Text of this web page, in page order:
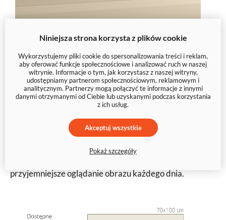
Dobór odpowiedniego rozmiaru kolażu ma
znaczenie. Pamiętaj, że format 30x20 cm jest
ciekawą opcją, jednakże wybór większego rozmiaru
obrazu pozwoli nam na bardziej szczegółowe
zachowanie każdej fotografii w odpowiednim
rozmiarze. Dobrym wyborem będzie wybór
przyjemniejsze oglądanie obrazu każdego dnia.
Niniejsza strona korzysta z plików cookie
Wykorzystujemy pliki cookie do spersonalizowania treści i reklam,
aby oferować funkcje społecznościowe i analizować ruch w naszej
witrynie. Informacje o tym, jak korzystasz z naszej witryny,
udostępniamy partnerom społecznościowym, reklamowym i
analitycznym. Partnerzy mogą połączyć te informacje z innymi
danymi otrzymanymi od Ciebie lub uzyskanymi podczas korzystania
z ich usług.
Akceptuj wszystkie
Pokaż szczegóły